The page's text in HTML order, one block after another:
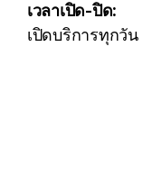
เวลาเปิด-ปิด:
เปิดบริการทุกวัน